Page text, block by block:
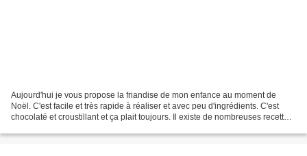
Aujourd'hui je vous propose la friandise de mon enfance au moment de
Noël. C'est facile et très rapide à réaliser et avec peu d'ingrédients. C'est
chocolaté et croustillant et ça plait toujours. Il existe de nombreuses recettes